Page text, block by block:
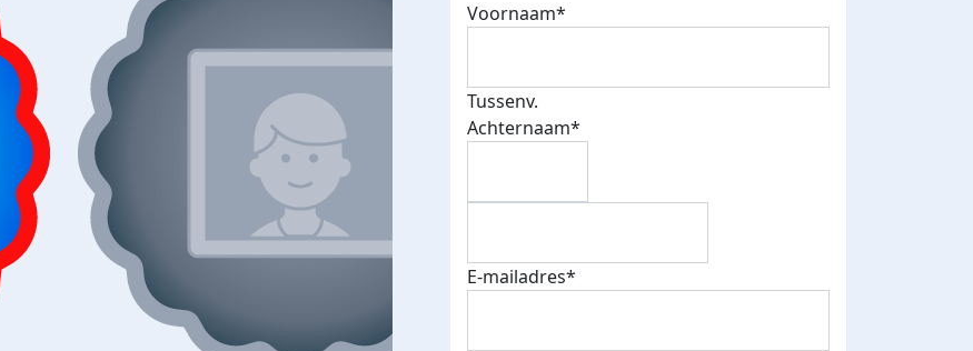
Voornaam*
Tussenv.
Achternaam*
E-mailadres*